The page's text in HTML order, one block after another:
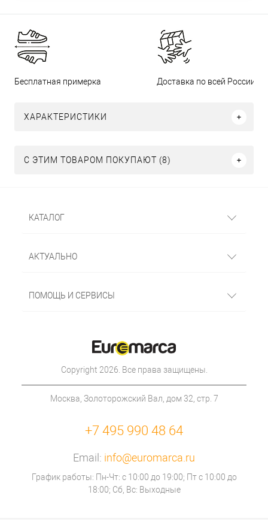
Бесплатная примерка Доставка по всей России
ХАРАКТЕРИСТИКИ
С ЭТИМ ТОВАРОМ ПОКУПАЮТ (8)
КАТАЛОГ
АКТУАЛЬНО
ПОМОЩЬ И СЕРВИСЫ
Copyright 2026. Все права защищены.
Москва, Золоторожский Вал, дом 32, стр. 7
+7 495 990 48 64
Email: info@euromarca.ru
График работы: Пн-Чт: с 10:00 до 19:00; Пт с 10:00 до
18:00; Сб, Вс: Выходные